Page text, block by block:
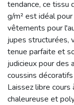
tendance, ce tissu
g/m² est idéal
vêtements pour
jupes structurées,
tenue parfaite et
judicieux pour des
coussins
Laissez libre
chaleureuse et